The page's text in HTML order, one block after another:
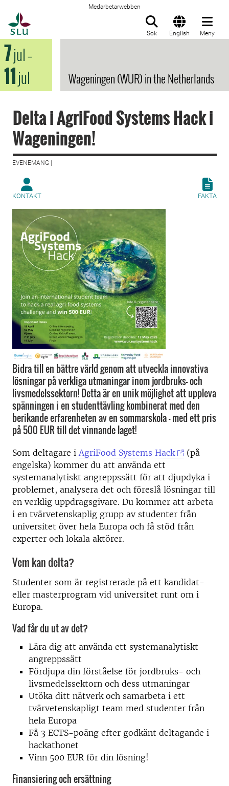
Medarbetarwebben
Sök English Meny
7jul–
11jul Wageningen (WUR) in the Netherlands
Delta i AgriFood Systems Hack i
Wageningen!
EVENEMANG |
KONTAKT FAKTA
Bidra till en bättre värld genom att utveckla innovativa
lösningar på verkliga utmaningar inom jordbruks- och
livsmedelssektorn! Detta är en unik möjlighet att uppleva
spänningen i en studenttävling kombinerat med den
berikande erfarenheten av en sommarskola – med ett pris
på 500 EUR till det vinnande laget!
Som deltagare i AgriFood Systems Hack
(på
engelska) kommer du att använda ett
systemanalytiskt angreppssätt för att djupdyka i
problemet, analysera det och föreslå lösningar till
en verklig uppdragsgivare. Du kommer att arbeta
i en tvärvetenskaplig grupp av studenter från
universitet över hela Europa och få stöd från
experter och lokala aktörer.
Vem kan delta?
Studenter som är registrerade på ett kandidat-
eller masterprogram vid universitet runt om i
Europa.
Vad får du ut av det?
Lära dig att använda ett systemanalytiskt
angreppssätt
Fördjupa din förståelse för jordbruks- och
livsmedelssektorn och dess utmaningar
Utöka ditt nätverk och samarbeta i ett
tvärvetenskapligt team med studenter från
hela Europa
Få 3 ECTS-poäng efter godkänt deltagande i
hackathonet
Vinn 500 EUR för din lösning!
Finansiering och ersättning